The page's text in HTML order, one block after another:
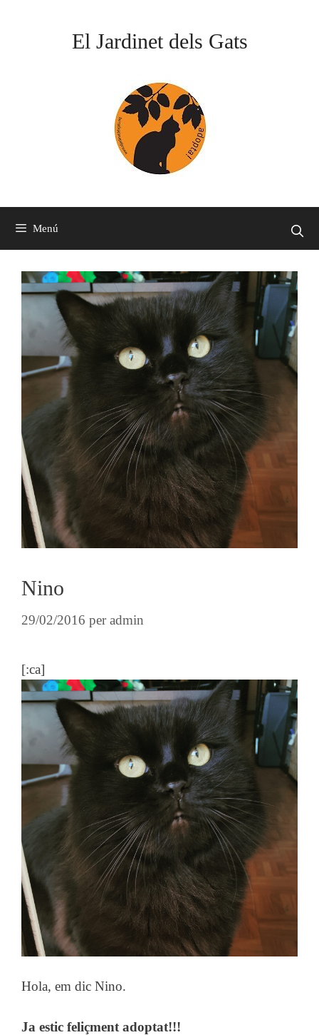
El Jardinet dels Gats
Menú
Nino
29/02/2016 peradmin
[:ca]
Hola, em dic Nino.
Ja estic feliçment adoptat!!!